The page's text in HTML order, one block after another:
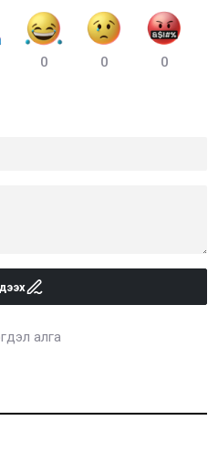
0 0 0
алга